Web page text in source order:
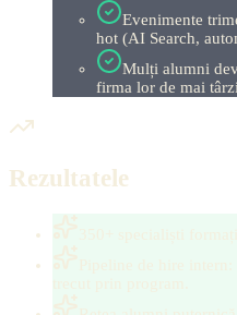
Evenimente
hot (AI Search,
Mulți alumni
firma lor de mai
Rezultatele